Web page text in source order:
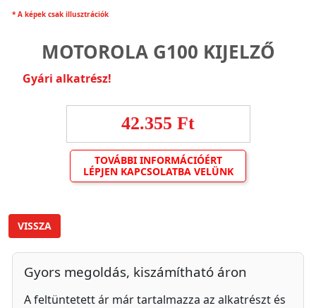
* A képek csak illusztrációk
MOTOROLA G100 KIJELZŐ
Gyári alkatrész!
42.355 Ft
TOVÁBBI INFORMÁCIÓÉRT
LÉPJEN KAPCSOLATBA VELÜNK
VISSZA
Gyors megoldás, kiszámítható áron
A feltüntetett ár már tartalmazza az alkatrészt és